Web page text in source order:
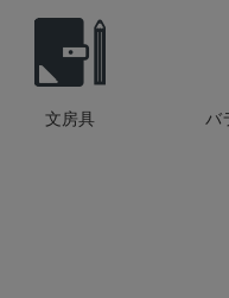
文房具 バ